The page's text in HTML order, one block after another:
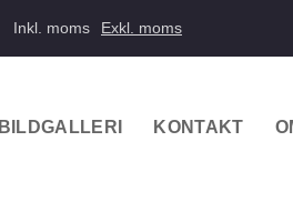
Inkl. moms Exkl. moms
BILDGALLERI KONTAKT